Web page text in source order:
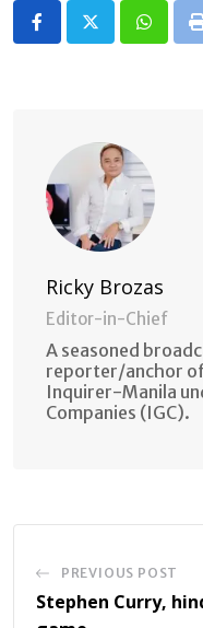
Ricky Brozas
Editor-in-Chief
A seasoned
reporter/anchor
Inquirer-Manila
Companies (IGC).
PREVIOUS POST
Stephen Curry,